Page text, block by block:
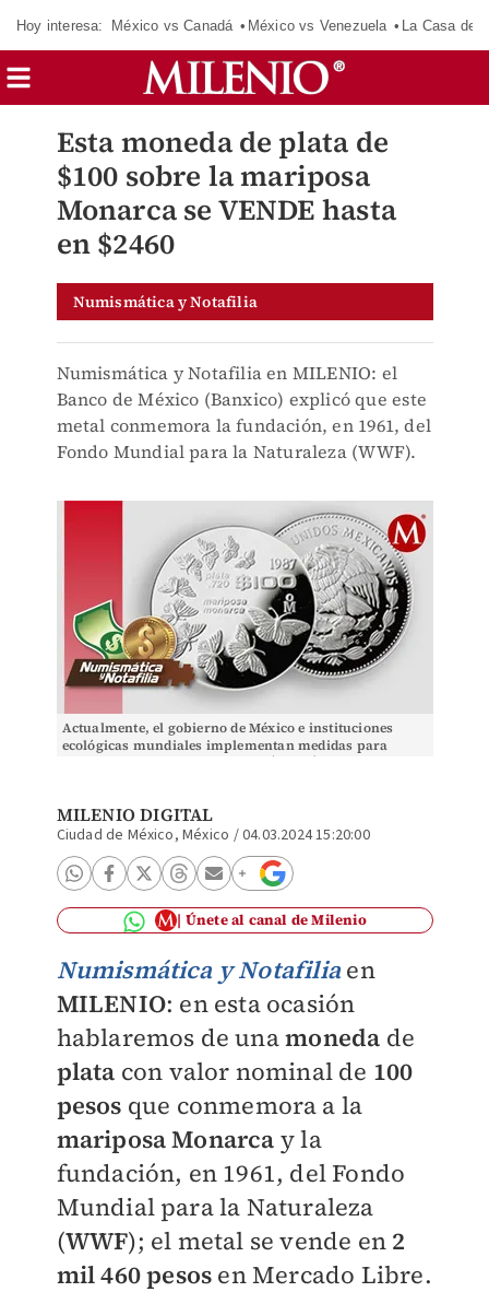
Hoy interesa: México vs Canadá México vs Venezuela La Casa de
Esta moneda de plata de
$100 sobre la mariposa
Monarca se VENDE hasta
en $2460
Numismática y Notafilia
Numismática y Notafilia en MILENIO: el
Banco de México (Banxico) explicó que este
metal conmemora la fundación, en 1961, del
Fondo Mundial para la Naturaleza (WWF).
Actualmente, el gobierno de México e instituciones
ecológicas mundiales implementan medidas para
MILENIO DIGITAL
Ciudad de México, México /04.03.2024 15:20:00
Únete al canal de Milenio
Numismática y Notafiliaen
MILENIO: en esta ocasión
hablaremos de unamoneda de
plata con valor nominal de 100
pesos que conmemora a la
mariposa Monarca y la
fundación, en 1961, del Fondo
Mundial para la Naturaleza
(WWF); el metal se vende en 2
mil 460 pesos en Mercado Libre.